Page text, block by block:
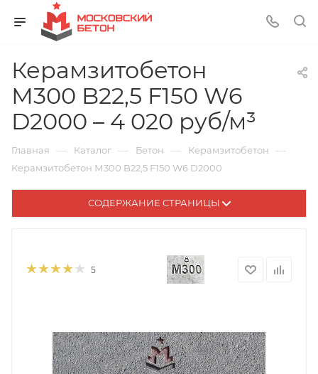
Керамзитобетон
М300 B22,5 F150 W6
D2000 – 4 020 руб/м³
Главная — Каталог — Бетон — Керамзитобетон —
Керамзитобетон М300 B22,5 F150 W6 D2000
СОДЕРЖАНИЕ СТРАНИЦЫ
5